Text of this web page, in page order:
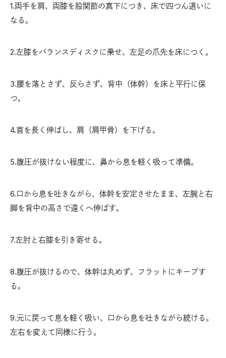
1.両手を肩、両膝を股関節の真下につき、床で四つん這いに
なる。
2.左膝をバランスディスクに乗せ、左足の爪先を床につく。
3.腰を落とさず、反らさず、背中（体幹）を床と平行に保
つ。
4.首を長く伸ばし、肩（肩甲骨）を下げる。
5.腹圧が抜けない程度に、鼻から息を軽く吸って準備。
6.口から息を吐きながら、体幹を安定させたまま、左腕と右
脚を背中の高さで遠くへ伸ばす。
7.左肘と右膝を引き寄せる。
8.腹圧が抜けるので、体幹は丸めず、フラットにキープす
る。
9.元に戻って息を軽く吸い、口から息を吐きながら続ける。
左右を変えて同様に行う。